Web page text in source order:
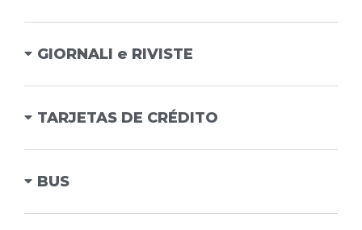
GIORNALI e RIVISTE
TARJETAS DE CRÉDITO
BUS